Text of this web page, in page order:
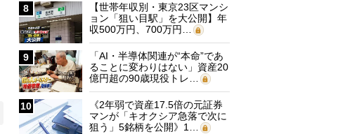
8
【世帯年収別・東京23区マンシ
ョン「狙い目駅」を大公開】年
収500万円、700万円…
9
「AI・半導体関連が“本命”であ
ることに変わりはない」資産20
億円超の90歳現役トレ…
10
《2年弱で資産17.5倍の元証券
マンが「キオクシア急落で次に
狙う」5銘柄を公開》1…